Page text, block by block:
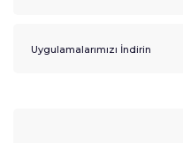
Uygulamalarımızı İndirin